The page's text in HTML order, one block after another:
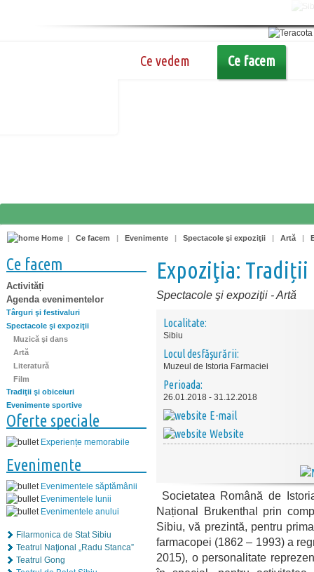
Ce vedem Ce facem
Home | Ce facem | Evenimente | Spectacole şi expoziţii | Artă |
Ce facem
Activități
Agenda evenimentelor
Târguri şi festivaluri
Spectacole şi expoziţii
Muzică şi dans
Artă
Literatură
Film
Tradiţii şi obiceiuri
Evenimente sportive
Oferte speciale
Experiențe memorabile
Evenimente
Evenimentele săptămânii
Evenimentele lunii
Evenimentele anului
Filarmonica de Stat Sibiu
Teatrul Naţional „Radu Stanca”
Teatrul Gong
Expoziţia:
Spectacole şi expoziţii -Artă
Localitate:
Sibiu
Locul desfăşurării:
Muzeul de Istoria Farmaciei
Perioada:
26.01.2018 - 31.12.2018
E-mail
Website
Societatea Română de
Național Brukenthal prin
Sibiu, vă prezintă, pentru
farmacopei (1862 – 1993) a
2015), o personalitate